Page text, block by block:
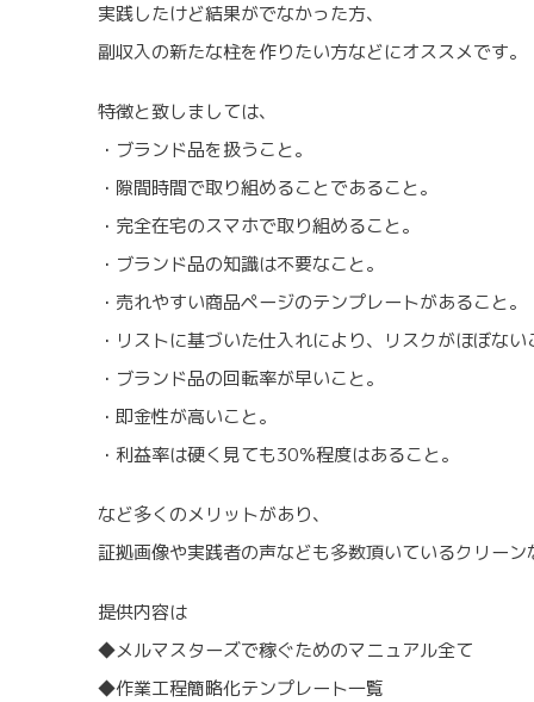
実践したけど結果がでなかった方、
副収入の新たな柱を作りたい方などにオススメです。
特徴と致しましては、
・ブランド品を扱うこと。
・隙間時間で取り組めることであること。
・完全在宅のスマホで取り組めること。
・ブランド品の知識は不要なこと。
・売れやすい商品ページのテンプレートがあること。
・リストに基づいた仕入れにより、リスクがほぼない
・ブランド品の回転率が早いこと。
・即金性が高いこと。
・利益率は硬く見ても30％程度はあること。
など多くのメリットがあり、
証拠画像や実践者の声なども多数頂いているクリーン
提供内容は
◆メルマスターズで稼ぐためのマニュアル全て
◆作業工程簡略化テンプレート一覧